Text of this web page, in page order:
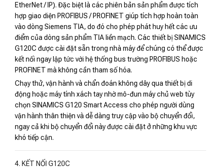
EtherNet / IP). Đặc biệt là các phiên bản sản phẩm được tích
hợp giao diện PROFIBUS / PROFINET giúp tích hợp hoàn toàn
vào dòng Siemens TIA, do đó cho phép phát huy hết các ưu
điểm của dòng sản phẩm TIA liền mạch. Các thiết bị SINAMICS
G120C được cài đặt sẵn trong nhà máy để chúng có thể được
kết nối ngay lập tức với hệ thống bus trường PROFIBUS hoặc
PROFINET mà không cần tham số hóa.
Chạy thử, vận hành và chẩn đoán không dây qua thiết bị di
động hoặc máy tính xách tay nhờ mô-đun máy chủ web tùy
chọn SINAMICS G120 Smart Access cho phép người dùng
vận hành thân thiện và dễ dàng truy cập vào bộ chuyển đổi,
ngay cả khi bộ chuyển đổi này được cài đặt ở những khu vực
khó tiếp cận.
4. KẾT NỐI G120C